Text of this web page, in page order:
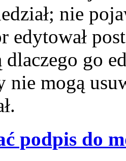
nie
edytował
dlaczego go
mogą
podpis do